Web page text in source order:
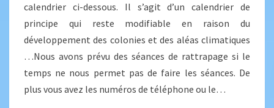
calendrier ci-dessous. Il s’agit d’un calendrier de
principe qui reste modifiable en raison du
développement des colonies et des aléas climatiques
…Nous avons prévu des séances de rattrapage si le
temps ne nous permet pas de faire les séances. De
plus vous avez les numéros de téléphone ou le…